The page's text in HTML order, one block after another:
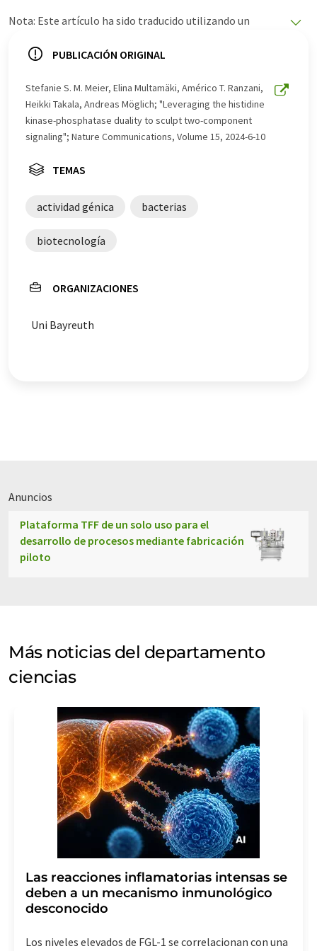
Nota: Este artículo ha sido traducido utilizando un
ofrece estas traducciones automáticas para presentar
este artículo ha sido traducido con traducción
automática, es posible que contenga errores de
vocabulario, sintaxis o gramática. El artículo original en
Inglés se puede encontraraquí.
PUBLICACIÓN ORIGINAL
Stefanie S. M. Meier, Elina Multamäki, Américo T. Ranzani,
Heikki Takala, Andreas Möglich; "Leveraging the histidine
kinase-phosphatase duality to sculpt two-component
signaling"; Nature Communications, Volume 15, 2024-6-10
TEMAS
actividad génica bacterias
biotecnología
ORGANIZACIONES
Uni Bayreuth
Anuncios
Plataforma TFF de un solo uso para el
desarrollo de procesos mediante fabricación
piloto
Más noticias del departamento
ciencias
Las reacciones inflamatorias intensas se
deben a un mecanismo inmunológico
desconocido
Los niveles elevados de FGL-1 se correlacionan con una